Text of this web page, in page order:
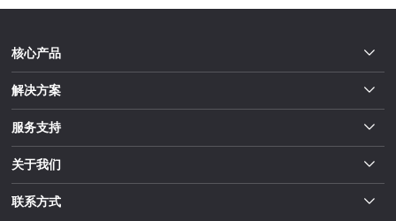
核心产品
解决方案
服务支持
关于我们
联系方式